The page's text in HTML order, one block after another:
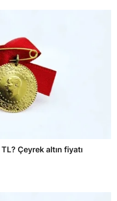
Çeyrek altın fiyatı